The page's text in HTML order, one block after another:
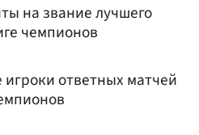
на звание лучшего
чемпионов
ответных матчей